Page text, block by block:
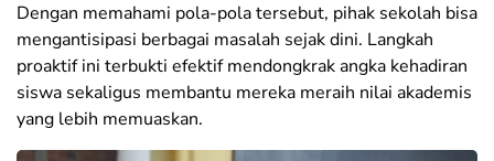
Dengan memahami pola-pola tersebut, pihak sekolah bisa
mengantisipasi berbagai masalah sejak dini. Langkah
proaktif ini terbukti efektif mendongkrak angka kehadiran
siswa sekaligus membantu mereka meraih nilai akademis
yang lebih memuaskan.